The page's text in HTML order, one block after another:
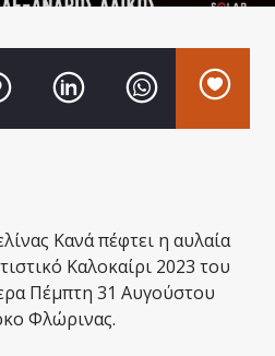
Κανά πέφτει η αυλαία
Καλοκαίρι 2023 του
Πέμπτη 31 Αυγούστου
Φλώρινας.